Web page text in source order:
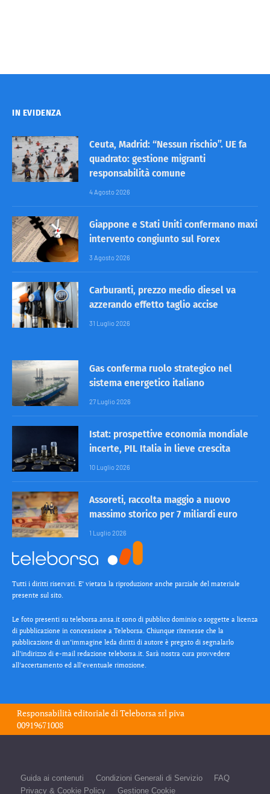
IN EVIDENZA
Ceuta, Madrid: “Nessun rischio”. UE fa
quadrato: gestione migranti
responsabilità comune
4 Agosto 2026
Giappone e Stati Uniti confermano maxi
intervento congiunto sul Forex
3 Agosto 2026
Carburanti, prezzo medio diesel va
azzerando effetto taglio accise
31 Luglio 2026
Gas conferma ruolo strategico nel
sistema energetico italiano
27 Luglio 2026
Istat: prospettive economia mondiale
incerte, PIL Italia in lieve crescita
10 Luglio 2026
Assoreti, raccolta maggio a nuovo
massimo storico per 7 miliardi euro
1 Luglio 2026
Tutti i diritti riservati. E’ vietata la riproduzione anche parziale del materiale
presente sul sito.
Le foto presenti su teleborsa.ansa.it sono di pubblico dominio o soggette a licenza
di pubblicazione in concessione a Teleborsa. Chiunque ritenesse che la
pubblicazione di un’immagine leda diritti di autore è pregato di segnalarlo
all’indirizzo di e-mail redazione teleborsa.it. Sarà nostra cura provvedere
all’accertamento ed all’eventuale rimozione.
Responsabilità editoriale diTeleborsa srl piva
00919671008
Guida ai contenuti Condizioni Generali di Servizio
FAQ
Privacy & Cookie Policy
Gestione Cookie